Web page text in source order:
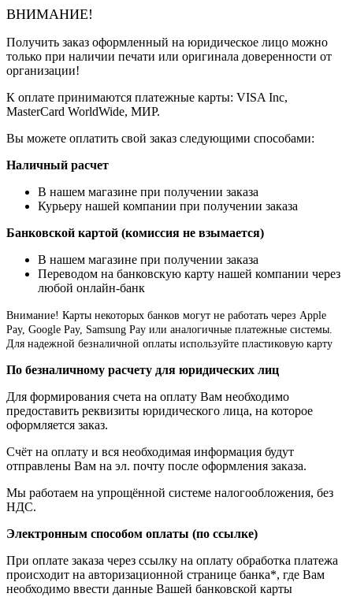
ВНИМАНИЕ!
Получить заказ оформленный на юридическое лицо можно
только при наличии печати или оригинала доверенности от
организации!
К оплате принимаются платежные карты: VISA Inc,
MasterCard WorldWide, МИР.
Вы можете оплатить свой заказ следующими способами:
Наличный расчет
В нашем магазине при получении заказа
Курьеру нашей компании при получении заказа
Банковской картой (комиссия не взымается)
В нашем магазине при получении заказа
Переводом на банковскую карту нашей компании через
любой онлайн-банк
Внимание! Карты некоторых банков могут не работать через Apple
Pay, Google Pay, Samsung Pay или аналогичные платежные системы.
Для надежной безналичной оплаты используйте пластиковую карту
По безналичному расчету для юридических лиц
Для формирования счета на оплату Вам необходимо
предоставить реквизиты юридического лица, на которое
оформляется заказ.
Счёт на оплату и вся необходимая информация будут
отправлены Вам на эл. почту после оформления заказа.
Мы работаем на упрощённой системе налогообложения, без
НДС.
Электронным способом оплаты (по ссылке)
При оплате заказа через ссылку на оплату обработка платежа
происходит на авторизационной странице банка*, где Вам
необходимо ввести данные Вашей банковской карты